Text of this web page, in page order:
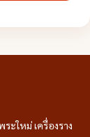
ะใหม่ เครื่องราง